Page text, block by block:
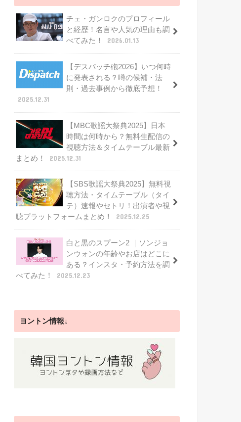
チェ・ガンロクのプロフィール
と経歴！名言や人気の理由も調
べてみた！
2026.01.13
【デスパッチ砲2026】いつ何時
に発表される？噂の候補・法
則・過去事例から徹底予想！
2025.12.31
【MBC歌謡大祭典2025】日本
時間は何時から？無料生配信の
視聴方法＆タイムテーブル最新
まとめ！
2025.12.31
【SBS歌謡大祭典2025】無料視
聴方法・タイムテーブル（タイ
テ）速報やセトリ！出演者や視
聴プラットフォームまとめ！
2025.12.25
白と黒のスプーン2 ｜ソンジョ
ンウォンの年齢やお店はどこに
ある？インスタ・予約方法を調
べてみた！
2025.12.23
ヨントン情報↓